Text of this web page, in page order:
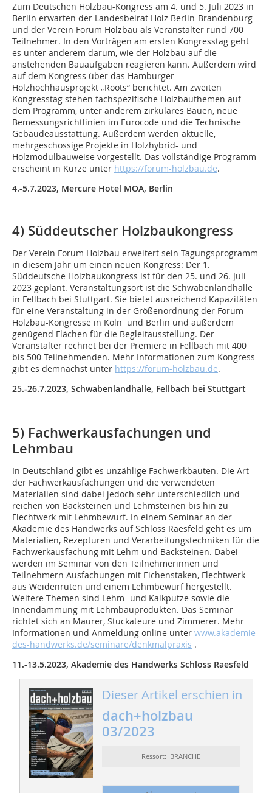
Zum Deutschen Holzbau-Kongress am 4. und 5. Juli 2023 in
Berlin erwarten der Landesbeirat Holz Berlin-Brandenburg
und der Verein Forum Holzbau als Veranstalter rund 700
Teilnehmer. In den Vorträgen am ersten Kongresstag geht
es unter anderem darum, wie der Holzbau auf die
anstehenden Bauaufgaben reagieren kann. Außerdem wird
auf dem Kongress über das Hamburger
Holzhochhausprojekt „Roots“ berichtet. Am zweiten
Kongresstag stehen fachspezifische Holzbauthemen auf
dem Programm, unter anderem zirkuläres Bauen, neue
Bemessungsrichtlinien im Eurocode und die Technische
Gebäudeausstattung. Außerdem werden aktuelle,
mehrgeschossige Projekte in Holzhybrid- und
Holzmodulbauweise vorgestellt. Das vollständige Programm
erscheint in Kürze unter https://forum-holzbau.de.
4.-5.7.2023, Mercure Hotel MOA, Berlin
4) Süddeutscher Holzbaukongress
Der Verein Forum Holzbau erweitert sein Tagungsprogramm
in diesem Jahr um einen neuen Kongress: Der 1.
Süddeutsche Holzbaukongress ist für den 25. und 26. Juli
2023 geplant. Veranstaltungsort ist die Schwabenlandhalle
in Fellbach bei Stuttgart. Sie bietet ausreichend Kapazitäten
für eine Veranstaltung in der Größenordnung der Forum-
Holzbau-Kongresse in Köln und Berlin und außerdem
genügend Flächen für die Begleitausstellung. Der
Veranstalter rechnet bei der Premiere in Fellbach mit 400
bis 500 Teilnehmenden. Mehr Informationen zum Kongress
gibt es demnächst unter https://forum-holzbau.de.
25.-26.7.2023, Schwabenlandhalle, Fellbach bei Stuttgart
5) Fachwerkausfachungen und
Lehmbau
In Deutschland gibt es unzählige Fachwerkbauten. Die Art
der Fachwerkausfachungen und die verwendeten
Materialien sind dabei jedoch sehr unterschiedlich und
reichen von Backsteinen und Lehmsteinen bis hin zu
Flechtwerk mit Lehmbewurf. In einem Seminar an der
Akademie des Handwerks auf Schloss Raesfeld geht es um
Materialien, Rezepturen und Verarbeitungstechniken für die
Fachwerkausfachung mit Lehm und Backsteinen. Dabei
werden im Seminar von den Teilnehmerinnen und
Teilnehmern Ausfachungen mit Eichenstaken, Flechtwerk
aus Weidenruten und einem Lehmbewurf hergestellt.
Weitere Themen sind Lehm- und Kalkputze sowie die
Innendämmung mit Lehmbauprodukten. Das Seminar
richtet sich an Maurer, Stuckateure und Zimmerer. Mehr
Informationen und Anmeldung online unter www.akademie-
des-handwerks.de/seminare/denkmalpraxis .
11.-13.5.2023, Akademie des Handwerks Schloss Raesfeld
Dieser Artikel erschien in
dach+holzbau
03/2023
Ressort: BRANCHE